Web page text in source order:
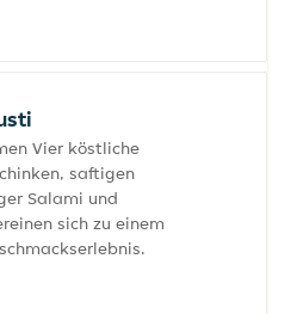
Vier köstliche
saftigen
Salami und
sich zu einem